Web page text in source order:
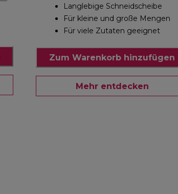
Langlebige Schneidscheibe
Für kleine und große Mengen
Für viele Zutaten geeignet
Zum Warenkorb hinzufügen
Mehr entdecken